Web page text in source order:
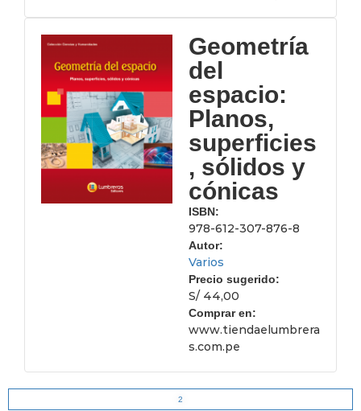
2
Geometría
del
espacio:
Planos,
superficies
, sólidos y
cónicas
ISBN:
978-612-307-876-8
Autor:
Varios
Precio sugerido:
S/ 44,00
Comprar en:
www.tiendaelumbrera
s.com.pe